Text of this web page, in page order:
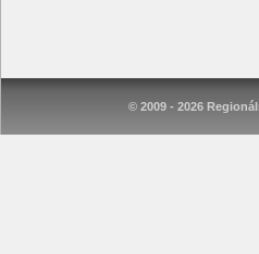
© 2009 - 2026